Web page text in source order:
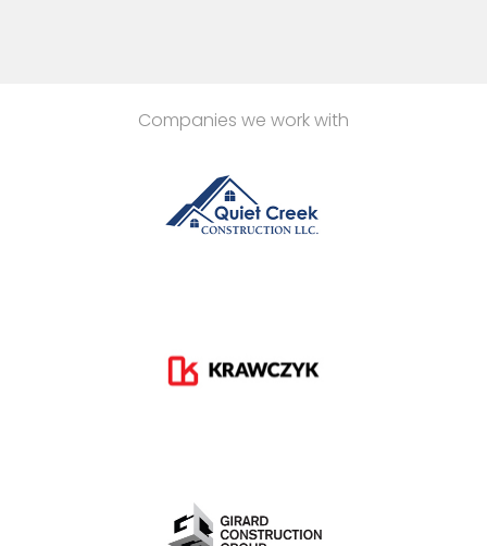
Companies we work with